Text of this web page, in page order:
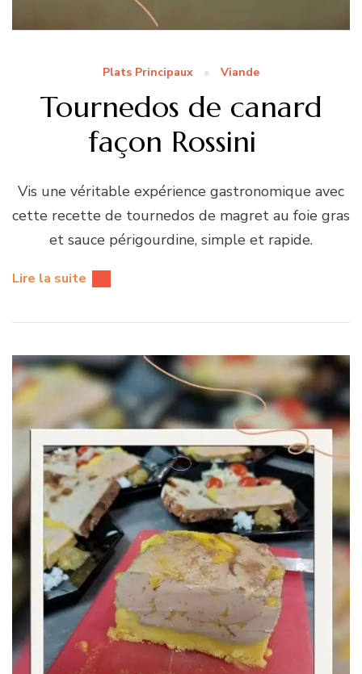
Plats Principaux Viande
Tournedos de canard
façon Rossini
Vis une véritable expérience gastronomique avec
cette recette de tournedos de magret au foie gras
et sauce périgourdine, simple et rapide.
Lire la suite